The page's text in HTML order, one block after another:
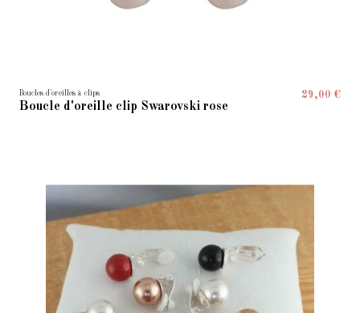
Boucles d'oreilles à clips
Boucle d'oreille clip Swarovski rose
29,00 €